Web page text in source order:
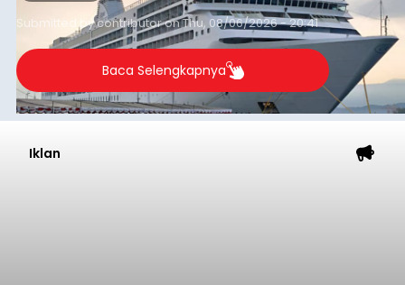
yang tercatat sebesar 1,32 juta GT.
Submitted bycontributoronThu, 08/06/2026 - 20:41
Baca Selengkapnya
Iklan